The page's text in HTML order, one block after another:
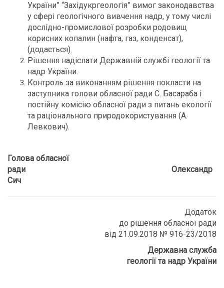
України” “Західукргеологія” вимог законодавства
у сфері геологічного вивчення надр, у тому числі
дослідно-промислової розробки родовищ
корисних копалин (нафта, газ, конденсат),
(додається).
Рішення надіслати Державній службі геології та
надр України.
Контроль за виконанням рішення покласти на
заступника голови обласної ради С. Басараба і
постійну комісію обласної ради з питань екології
та раціонального природокористування (А.
Левкович).
Голова обласної
ради Олександр
Сич
Додаток
до рішення обласної ради
від 21.09.2018 № 916-23/2018
Державна служба
геології та надр України